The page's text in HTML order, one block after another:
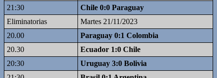
21:30
Chile 0:0 Paraguay
Eliminatorias
Martes 21/11/2023
20.00
Paraguay 0:1 Colombia
20.30
Ecuador 1:0 Chile
20:30
Uruguay 3:0 Bolivia